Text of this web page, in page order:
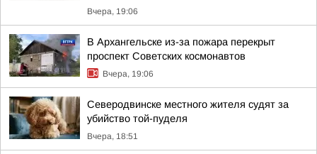
Вчера, 19:06
В Архангельске из-за пожара перекрыт
проспект Советских космонавтов
Вчера, 19:06
Северодвинске местного жителя судят за
убийство той-пуделя
Вчера, 18:51